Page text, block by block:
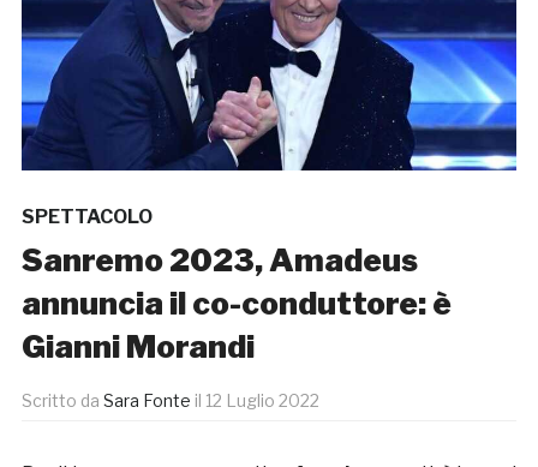
SPETTACOLO
Sanremo 2023, Amadeus
annuncia il co-conduttore: è
Gianni Morandi
Scritto da Sara Fonte il 12 Luglio 2022